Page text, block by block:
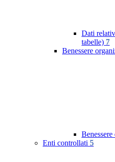
Dati
tabelle) 7
Benessere
Enti controllati 5